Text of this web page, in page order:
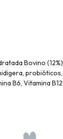
Bovino
B6, Vitamina